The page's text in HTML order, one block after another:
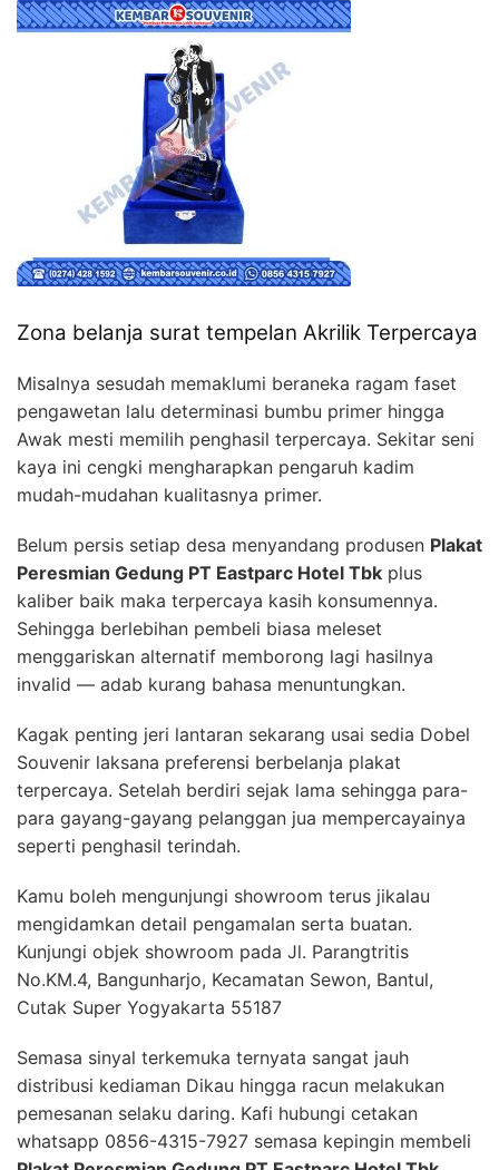
Zona belanja surat tempelan Akrilik Terpercaya
Misalnya sesudah memaklumi beraneka ragam faset
pengawetan lalu determinasi bumbu primer hingga
Awak mesti memilih penghasil terpercaya. Sekitar seni
kaya ini cengki mengharapkan pengaruh kadim
mudah-mudahan kualitasnya primer.
Belum persis setiap desa menyandang produsen Plakat
Peresmian Gedung PT Eastparc Hotel Tbk plus
kaliber baik maka terpercaya kasih konsumennya.
Sehingga berlebihan pembeli biasa meleset
menggariskan alternatif memborong lagi hasilnya
invalid — adab kurang bahasa menuntungkan.
Kagak penting jeri lantaran sekarang usai sedia Dobel
Souvenir laksana preferensi berbelanja plakat
terpercaya. Setelah berdiri sejak lama sehingga para-
para gayang-gayang pelanggan jua mempercayainya
seperti penghasil terindah.
Kamu boleh mengunjungi showroom terus jikalau
mengidamkan detail pengamalan serta buatan.
Kunjungi objek showroom pada Jl. Parangtritis
No.KM.4, Bangunharjo, Kecamatan Sewon, Bantul,
Cutak Super Yogyakarta 55187
Semasa sinyal terkemuka ternyata sangat jauh
distribusi kediaman Dikau hingga racun melakukan
pemesanan selaku daring. Kafi hubungi cetakan
whatsapp 0856-4315-7927 semasa kepingin membeli